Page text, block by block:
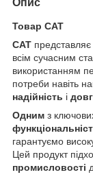
Товар CAT
CAT представляє
всім сучасним
використанням
потреби навіть
надійність і
Одним з
гарантуємо
Цей продукт
промисловості